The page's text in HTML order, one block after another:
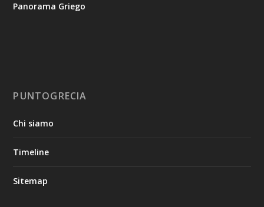
Panorama Griego
PUNTOGRECIA
Chi siamo
Timeline
Sitemap